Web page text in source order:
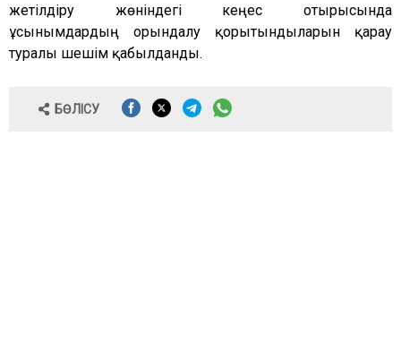
жетілдіру жөніндегі кеңес отырысында
ұсынымдардың орындалу қорытындыларын қарау
туралы шешім қабылданды.
БӨЛІСУ